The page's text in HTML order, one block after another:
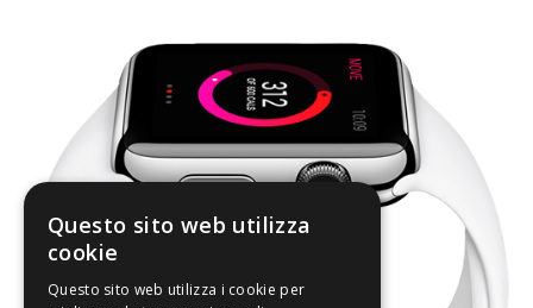
Questo sito web utilizza
cookie
Questo sito web utilizza i cookie per